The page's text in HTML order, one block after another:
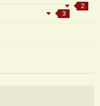
2
3